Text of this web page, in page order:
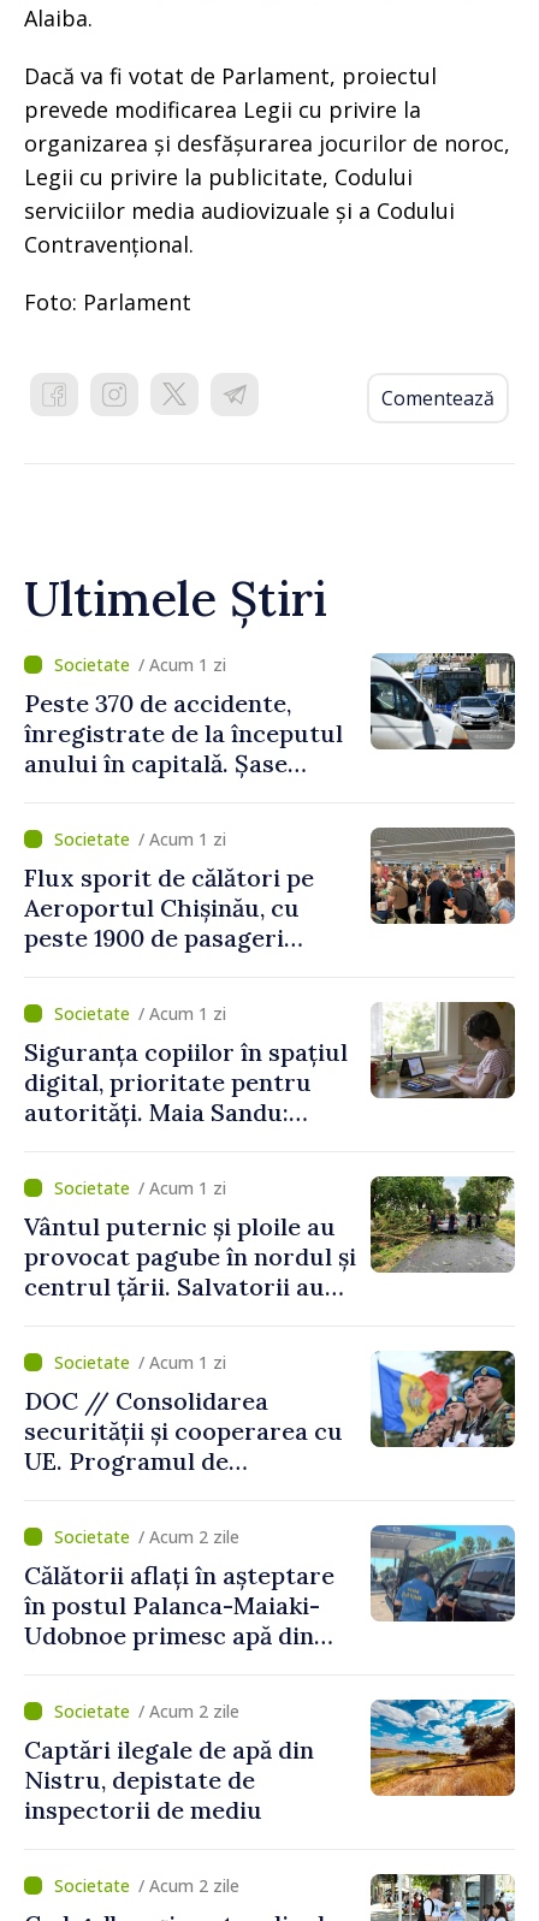
Alaiba.
Dacă va fi votat de Parlament, proiectul
prevede modificarea Legii cu privire la
organizarea și desfășurarea jocurilor de noroc,
Legii cu privire la publicitate, Codului
serviciilor media audiovizuale și a Codului
Contravențional.
Foto: Parlament
Comentează
Ultimele Știri
/ Acum 1 zi
Peste 370 de accidente,
înregistrate de la începutul
anului în capitală. Șase
/ Acum 1 zi
Flux sporit de călători pe
Aeroportul Chișinău, cu
peste 1900 de pasageri
de vârf a concediilor
/ Acum 1 zi
Siguranța copiilor în spațiul
digital, prioritate pentru
autorități. Maia Sandu:
mecanisme care să-i
protejeze”/ Acum 1 zi
Vântul puternic și ploile au
provocat pagube în nordul și
centrul țării. Salvatorii au
/ Acum 1 zi
DOC // Consolidarea
securității și cooperarea cu
UE. Programul de
Naționale de Apărare pentru
perioada 2024–2034,
publicat în Monitorul Oficial
/ Acum 2 zile
Călătorii aflați în așteptare
în postul Palanca-Maiaki-
Udobnoe primesc apă din
și a polițiștilor de frontieră
/ Acum 2 zile
Captări ilegale de apă din
Nistru, depistate de
inspectorii de mediu
/ Acum 2 zile